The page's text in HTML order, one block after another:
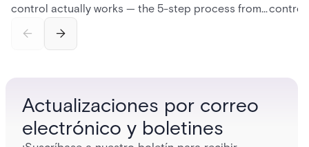
control actually works — the 5-step process from
and software components, and the access control
control
Actualizaciones por correo
electrónico y boletines